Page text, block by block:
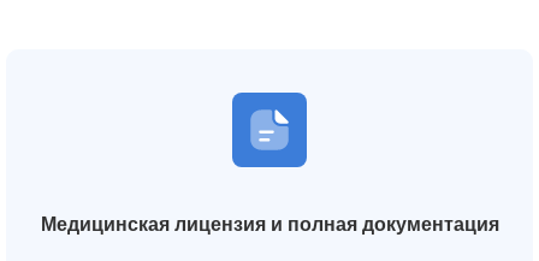
Медицинская лицензия и полная документация